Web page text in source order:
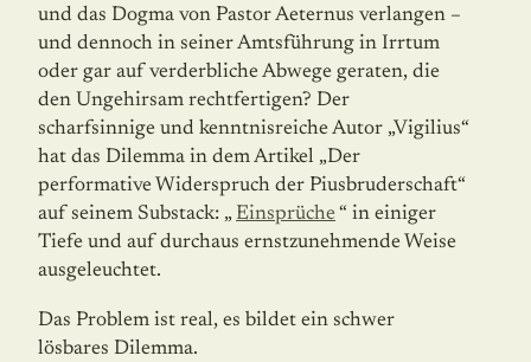
und das Dogma von Pastor Aeternus verlangen –
und dennoch in seiner Amtsführung in Irrtum
oder gar auf verderbliche Abwege geraten, die
den Ungehirsam rechtfertigen? Der
scharfsinnige und kenntnisreiche Autor „Vigilius“
hat das Dilemma in dem Artikel „Der
performative Widerspruch der Piusbruderschaft“
auf seinem Substack: „ Einsprüche“ in einiger
Tiefe und auf durchaus ernstzunehmende Weise
ausgeleuchtet.
Das Problem ist real, es bildet ein schwer
lösbares Dilemma.